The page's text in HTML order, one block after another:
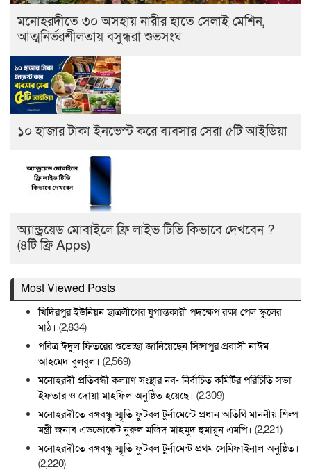
মনোহরদীতে ৩০ অসহায় নারীর হাতে সেলাই মেশিন,
আত্মনির্ভরশীলতায় বসুন্ধরা শুভসংঘ
১০ হাজার টাকা ইনভেস্ট করে ব্যবসার সেরা ৫টি আইডিয়া
অ্যান্ড্রয়েড মোবাইলে ফ্রি লাইভ টিভি কিভাবে দেখবেন ?
(৪টি ফ্রি Apps)
Most Viewed Posts
খিদিরপুর ইউনিয়ন ছাত্রলীগের যুগান্তকারী পদক্ষেপ রক্ষা পেল স্কুলের
মাঠ। (2,834)
পবিত্র ঈদুল ফিতরের শুভেচ্ছা জানিয়েছেন সিঙ্গাপুর প্রবাসী নাঈম
আহমেদ বুলবুল। (2,569)
মনোহরদী প্রতিবন্ধী কল্যাণ সংস্থার নব- নির্বাচিত কমিটির পরিচিতি সভা
ইফতার ও দোয়া মাহফিল অনুষ্ঠিত হয়েছে। (2,309)
মনোহরদীতে বঙ্গবন্ধু স্মৃতি ফুটবল টুর্নামেন্টে প্রধান অতিথি মাননীয় শিল্প
মন্ত্রী জনাব এডভোকেট নুরুল মজিদ মাহমুদ হুমায়ূন এমপি। (2,221)
মনোহরদীতে বঙ্গবন্ধু স্মৃতি ফুটবল টুর্নামেন্ট প্রথম সেমিফাইনাল অনুষ্ঠিত।
(2,220)